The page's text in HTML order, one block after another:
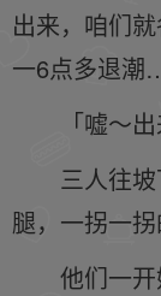
出来，咱们
一6点多退潮
「嘘～
三人往
腿，一拐一拐
他们一